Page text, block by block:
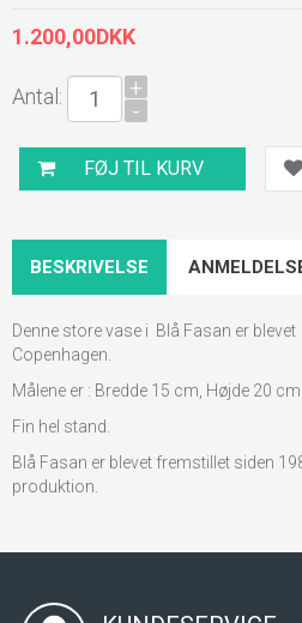
1.200,00DKK
Antal: +
-
BESKRIVELSE
Denne store vase i Blå Fasan er
Copenhagen.
Målene er : Bredde 15 cm, Højde 20 cm.
Fin hel stand.
Blå Fasan er blevet fremstillet siden
produktion.